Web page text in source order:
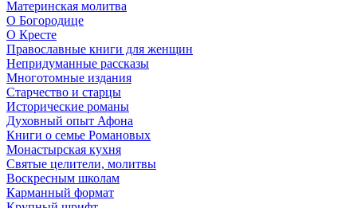
Материнская молитва
О Богородице
О Кресте
Православные книги для женщин
Непридуманные рассказы
Многотомные издания
Старчество и старцы
Исторические романы
Духовный опыт Афона
Книги о семье Романовых
Монастырская кухня
Святые целители, молитвы
Воскресным школам
Карманный формат